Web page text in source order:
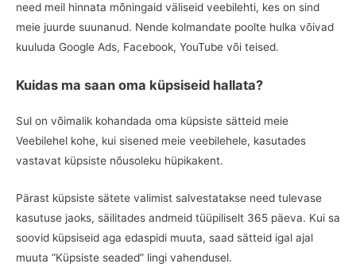
need meil hinnata mõningaid väliseid veebilehti, kes on sind
meie juurde suunanud. Nende kolmandate poolte hulka võivad
kuuluda Google Ads, Facebook, YouTube või teised.
Kuidas ma saan oma küpsiseid hallata?
Sul on võimalik kohandada oma küpsiste sätteid meie
Veebilehel kohe, kui sisened meie veebilehele, kasutades
vastavat küpsiste nõusoleku hüpikakent.
Pärast küpsiste sätete valimist salvestatakse need tulevase
kasutuse jaoks, säilitades andmeid tüüpiliselt 365 päeva. Kui sa
soovid küpsiseid aga edaspidi muuta, saad sätteid igal ajal
muuta “Küpsiste seaded” lingi vahendusel.